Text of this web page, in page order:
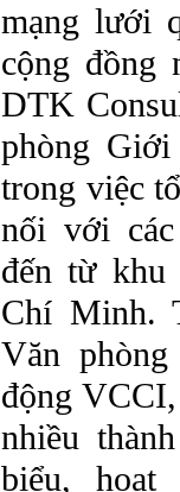
mạng lưới
cộng đồng
DTK
phòng
trong việc
nối với
đến từ khu
Chí Minh.
Văn
động
nhiều
biểu, hoạt